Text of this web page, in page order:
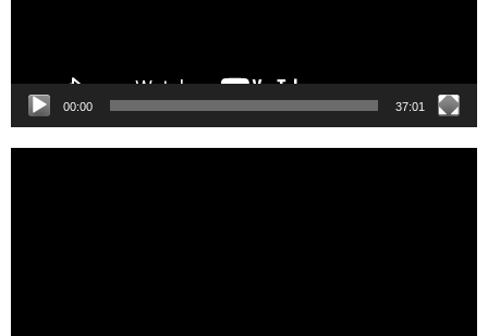
00:00 37:01